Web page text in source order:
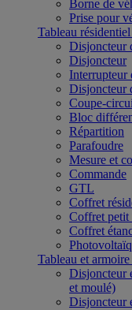
Borne de
Prise pour
Tableau
Disjoncteur
Disjoncteur
Interrupteur
Disjoncteur
Coupe-
Bloc
Répartition
Parafoudre
Mesure et
Commande
GTL
Coffret
Coffret petit
Coffret
Tableau et
Disjoncteur
et moulé)
Disjoncteur